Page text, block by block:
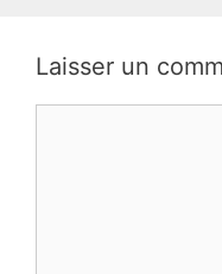
Laisser un